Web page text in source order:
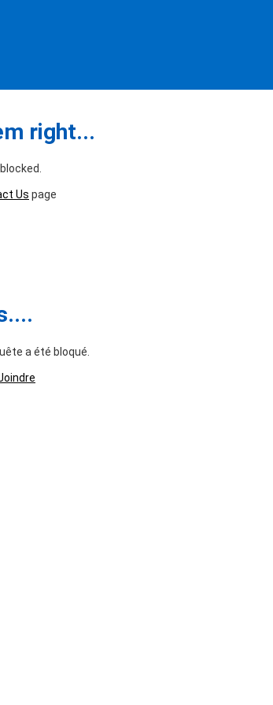
right...
Us page
a été bloqué.